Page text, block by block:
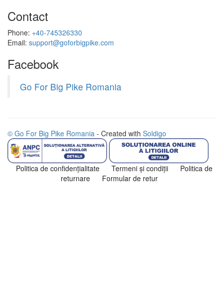
Contact
Phone: +40-745326330
Email: support@goforbigpike.com
Facebook
Go For Big Pike Romania
© Go For Big Pike Romania - Created with Soldigo
Politica de confidenţialitate Termeni şi condiţii
Politica de
returnare
Formular de retur